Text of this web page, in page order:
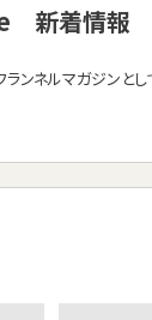
新着情報
ンネルマガジンとし